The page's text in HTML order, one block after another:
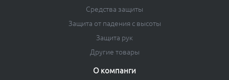
Средства защиты
Защита от падения с высоты
Защита рук
Другие товары
О компанги